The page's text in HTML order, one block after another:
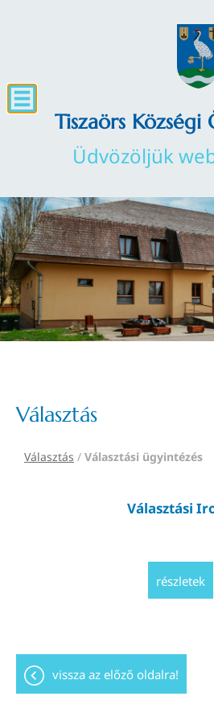
Tiszaörs
Üdvözöljük
Választás
Választás / Választási ügyintézés
Választási
részletek
vissza az előző oldalra!